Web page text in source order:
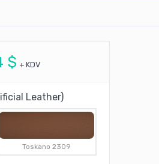
$ + KDV
Leather)
Toskano 2309